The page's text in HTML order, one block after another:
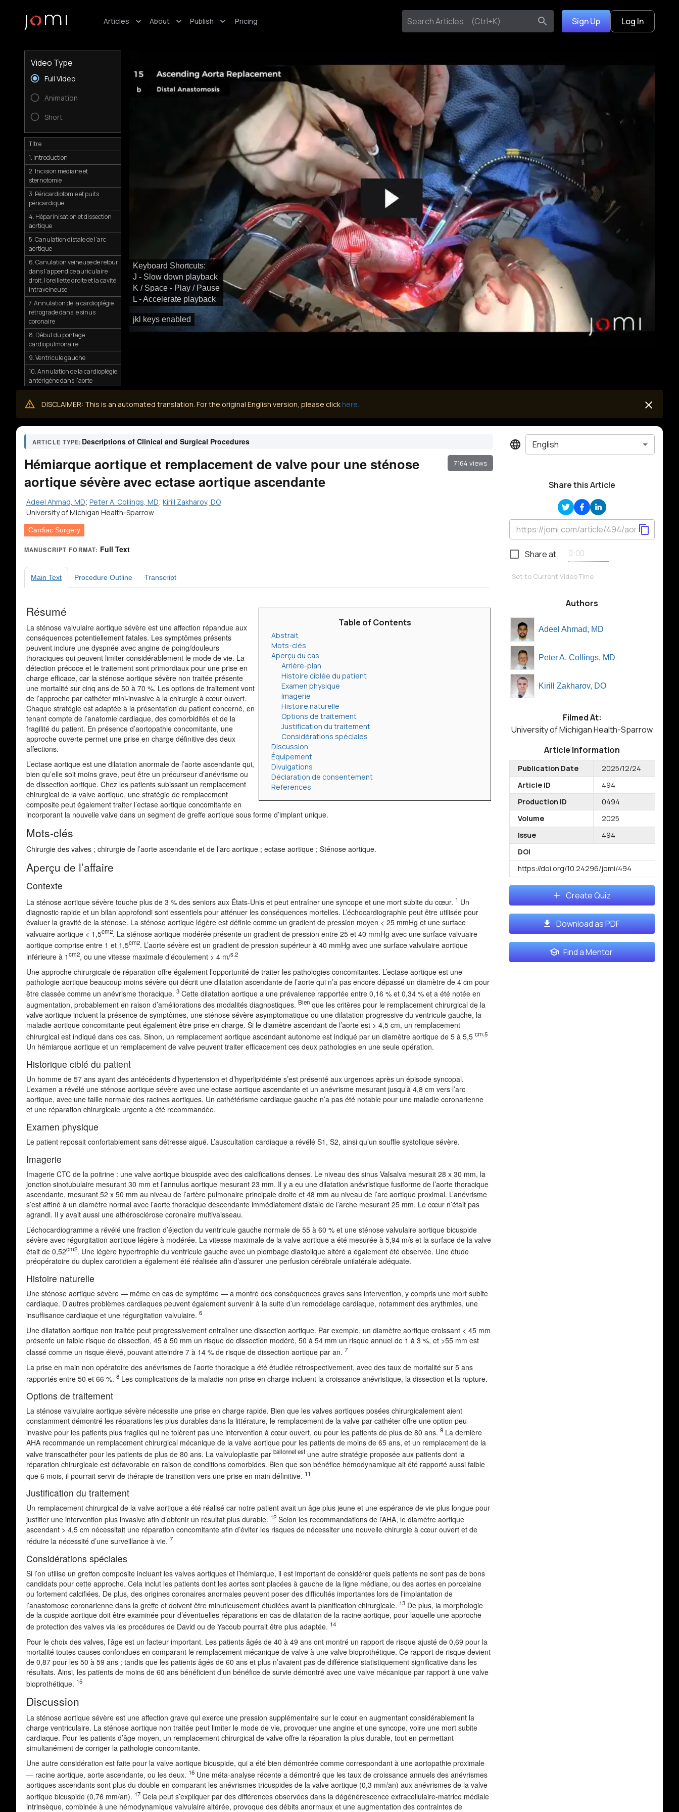
Articles About Publish Pricing Sign Up Log In
jkl keys enabled
Keyboard Shortcuts:
J - Slow down playback
K / Space - Play / Pause
L - Accelerate playback
Video Type
Full Video
Animation
Short
Titre
1. Introduction
2. Incision médiane et
sternotomie
3. Péricardiotomie et puits
péricardique
4. Héparinisation et dissection
aortique
5. Canulation distale de l’arc
aortique
6. Canulation veineuse de retour
dans l’appendice auriculaire
droit, l’oreillette droite et la cavité
intraveineuse
7. Annulation de la cardioplégie
rétrograde dans le sinus
coronaire
8. Début du pontage
cardiopulmonaire
9. Ventricule gauche
10. Annulation de la cardioplégie
antérigène dans l’aorte
ascendante
11. Clampage de l’aorte
12. Refroidissement du
refroidissement topique
13. Résection de l’aorte
ascendante
14. Remplacement de la
valve aortique
15. Remplacement
16. Inverser la CPB, la
réchauffer le cœur
17. Hémostasie, placement des
drains et fermeture
18. Remarques post-opératoires
DISCLAIMER: This is an automated translation. For the original English version, please click here.
ARTICLE TYPE: Descriptions of Clinical and Surgical Procedures
Hémiarque aortique et remplacement de valve pour une sténose
aortique sévère avec ectase aortique ascendante
7164 views
Adeel Ahmad, MD; Peter A. Collings, MD; Kirill Zakharov, DO
University of Michigan Health-Sparrow
Cardiac Surgery
MANUSCRIPT FORMAT: Full Text
Main Text Procedure Outline Transcript
Table of Contents
Abstrait
Mots-clés
Aperçu du cas
Arrière-plan
Histoire ciblée du patient
Examen physique
Imagerie
Histoire naturelle
Options de traitement
Justification du traitement
Considérations spéciales
Discussion
Équipement
Divulgations
Déclaration de consentement
References
Résumé
La sténose valvulaire aortique sévère est une affection répandue aux
conséquences potentiellement fatales. Les symptômes présents
peuvent inclure une dyspnée avec angine de poing/douleurs
thoraciques qui peuvent limiter considérablement le mode de vie. La
détection précoce et le traitement sont primordiaux pour une prise en
charge efficace, car la sténose aortique sévère non traitée présente
une mortalité sur cinq ans de 50 à 70 %. Les options de traitement vont
de l’approche par cathéter mini-invasive à la chirurgie à cœur ouvert.
Chaque stratégie est adaptée à la présentation du patient concerné, en
tenant compte de l’anatomie cardiaque, des comorbidités et de la
fragilité du patient. En présence d’aortopathie concomitante, une
approche ouverte permet une prise en charge définitive des deux
affections.
L’ectase aortique est une dilatation anormale de l’aorte ascendante qui,
bien qu’elle soit moins grave, peut être un précurseur d’anévrisme ou
de dissection aortique. Chez les patients subissant un remplacement
chirurgical de la valve aortique, une stratégie de remplacement
composite peut également traiter l’ectase aortique concomitante en
incorporant la nouvelle valve dans un segment de greffe aortique sous forme d’implant unique.
Mots-clés
Chirurgie des valves ; chirurgie de l’aorte ascendante et de l’arc aortique ; ectase aortique ; Sténose aortique.
Aperçu de l’affaire
Contexte
La sténose aortique sévère touche plus de 3 % des seniors aux États-Unis et peut entraîner une syncope et une mort subite du cœur. 1 Un
diagnostic rapide et un bilan approfondi sont essentiels pour atténuer les conséquences mortelles. L’échocardiographie peut être utilisée pour
évaluer la gravité de la sténose. La sténose aortique légère est définie comme un gradient de pression moyen < 25 mmHg et une surface
valvuaire aortique < 1,5cm2. La sténose aortique modérée présente un gradient de pression entre 25 et 40 mmHg avec une surface valvuaire
aortique comprise entre 1 et 1,5cm2. L’aorte sévère est un gradient de pression supérieur à 40 mmHg avec une surface valvulaire aortique
inférieure à 1cm2, ou une vitesse maximale d’écoulement > 4 m/s.2
Une approche chirurgicale de réparation offre également l’opportunité de traiter les pathologies concomitantes. L’ectase aortique est une
pathologie aortique beaucoup moins sévère qui décrit une dilatation ascendante de l’aorte qui n’a pas encore dépassé un diamètre de 4 cm pour
être classée comme un anévrisme thoracique. 3 Cette dilatation aortique a une prévalence rapportée entre 0,16 % et 0,34 % et a été notée en
augmentation, probablement en raison d’améliorations des modalités diagnostiques. Bien que les critères pour le remplacement chirurgical de la
valve aortique incluent la présence de symptômes, une sténose sévère asymptomatique ou une dilatation progressive du ventricule gauche, la
maladie aortique concomitante peut également être prise en charge. Si le diamètre ascendant de l’aorte est > 4,5 cm, un remplacement
chirurgical est indiqué dans ces cas. Sinon, un remplacement aortique ascendant autonome est indiqué par un diamètre aortique de 5 à 5,5 cm.5
Un hémiarque aortique et un remplacement de valve peuvent traiter efficacement ces deux pathologies en une seule opération.
Historique ciblé du patient
Un homme de 57 ans ayant des antécédents d’hypertension et d’hyperlipidémie s’est présenté aux urgences après un épisode syncopal.
L’examen a révélé une sténose aortique sévère avec une ectase aortique ascendante et un anévrisme mesurant jusqu’à 4,8 cm vers l’arc
aortique, avec une taille normale des racines aortiques. Un cathétérisme cardiaque gauche n’a pas été notable pour une maladie coronarienne
et une réparation chirurgicale urgente a été recommandée.
Examen physique
Le patient reposait confortablement sans détresse aiguë. L’auscultation cardiaque a révélé S1, S2, ainsi qu’un souffle systolique sévère.
Imagerie
Imagerie CTC de la poitrine : une valve aortique bicuspide avec des calcifications denses. Le niveau des sinus Valsalva mesurait 28 x 30 mm, la
jonction sinotubulaire mesurant 30 mm et l’annulus aortique mesurant 23 mm. Il y a eu une dilatation anévristique fusiforme de l’aorte thoracique
ascendante, mesurant 52 x 50 mm au niveau de l’artère pulmonaire principale droite et 48 mm au niveau de l’arc aortique proximal. L’anévrisme
s’est affiné à un diamètre normal avec l’aorte thoracique descendante immédiatement distale de l’arche mesurant 25 mm. Le cœur n’était pas
agrandi. Il y avait aussi une athérosclérose coronaire multivaisseau.
L’échocardiogramme a révélé une fraction d’éjection du ventricule gauche normale de 55 à 60 % et une sténose valvulaire aortique bicuspide
sévère avec régurgitation aortique légère à modérée. La vitesse maximale de la valve aortique a été mesurée à 5,94 m/s et la surface de la valve
était de 0,52cm2. Une légère hypertrophie du ventricule gauche avec un plombage diastolique altéré a également été observée. Une étude
préopératoire du duplex carotidien a également été réalisée afin d’assurer une perfusion cérébrale unilatérale adéquate.
Histoire naturelle
Une sténose aortique sévère — même en cas de symptôme — a montré des conséquences graves sans intervention, y compris une mort subite
cardiaque. D’autres problèmes cardiaques peuvent également survenir à la suite d’un remodelage cardiaque, notamment des arythmies, une
insuffisance cardiaque et une régurgitation valvulaire. 6
Une dilatation aortique non traitée peut progressivement entraîner une dissection aortique. Par exemple, un diamètre aortique croissant < 45 mm
présente un faible risque de dissection, 45 à 50 mm un risque de dissection modéré, 50 à 54 mm un risque annuel de 1 à 3 %, et >55 mm est
classé comme un risque élevé, pouvant atteindre 7 à 14 % de risque de dissection aortique par an. 7
La prise en main non opératoire des anévrismes de l’aorte thoracique a été étudiée rétrospectivement, avec des taux de mortalité sur 5 ans
rapportés entre 50 et 66 %. 8 Les complications de la maladie non prise en charge incluent la croissance anévristique, la dissection et la rupture.
Options de traitement
La sténose valvulaire aortique sévère nécessite une prise en charge rapide. Bien que les valves aortiques posées chirurgicalement aient
constamment démontré les réparations les plus durables dans la littérature, le remplacement de la valve par cathéter offre une option peu
invasive pour les patients plus fragiles qui ne tolèrent pas une intervention à cœur ouvert, ou pour les patients de plus de 80 ans. 9 La dernière
AHA recommande un remplacement chirurgical mécanique de la valve aortique pour les patients de moins de 65 ans, et un remplacement de la
valve transcathéter pour les patients de plus de 80 ans. La valvuloplastie par ballonnet est une autre stratégie proposée aux patients dont la
réparation chirurgicale est défavorable en raison de conditions comorbides. Bien que son bénéfice hémodynamique ait été rapporté aussi faible
que 6 mois, il pourrait servir de thérapie de transition vers une prise en main définitive. 11
Justification du traitement
Un remplacement chirurgical de la valve aortique a été réalisé car notre patient avait un âge plus jeune et une espérance de vie plus longue pour
justifier une intervention plus invasive afin d’obtenir un résultat plus durable. 12 Selon les recommandations de l’AHA, le diamètre aortique
ascendant > 4,5 cm nécessitait une réparation concomitante afin d’éviter les risques de nécessiter une nouvelle chirurgie à cœur ouvert et de
réduire la nécessité d’une surveillance à vie. 7
Considérations spéciales
Si l’on utilise un greffon composite incluant les valves aortiques et l’hémiarque, il est important de considérer quels patients ne sont pas de bons
candidats pour cette approche. Cela inclut les patients dont les aortes sont placées à gauche de la ligne médiane, ou des aortes en porcelaine
ou fortement calcifiées. De plus, des origines coronaires anormales peuvent poser des difficultés importantes lors de l’implantation de
l’anastomose coronarienne dans la greffe et doivent être minutieusement étudiées avant la planification chirurgicale. 13 De plus, la morphologie
de la cuspide aortique doit être examinée pour d’éventuelles réparations en cas de dilatation de la racine aortique, pour laquelle une approche
de protection des valves via les procédures de David ou de Yacoub pourrait être plus adaptée. 14
Pour le choix des valves, l’âge est un facteur important. Les patients âgés de 40 à 49 ans ont montré un rapport de risque ajusté de 0,69 pour la
mortalité toutes causes confondues en comparant le remplacement mécanique de valve à une valve bioprothétique. Ce rapport de risque devient
de 0,87 pour les 50 à 59 ans ; tandis que les patients âgés de 60 ans et plus n’avaient pas de différence statistiquement significative dans les
résultats. Ainsi, les patients de moins de 60 ans bénéficient d’un bénéfice de survie démontré avec une valve mécanique par rapport à une valve
bioprothétique. 15
Discussion
La sténose aortique sévère est une affection grave qui exerce une pression supplémentaire sur le cœur en augmentant considérablement la
charge ventriculaire. La sténose aortique non traitée peut limiter le mode de vie, provoquer une angine et une syncope, voire une mort subite
cardiaque. Pour les patients d’âge moyen, un remplacement chirurgical de valve offre la réparation la plus durable, tout en permettant
simultanément de corriger la pathologie concomitante.
Une autre considération est faite pour la valve aortique bicuspide, qui a été bien démontrée comme correspondant à une aortopathie proximale
— racine aortique, aorte ascendante, ou les deux. 16 Une méta-analyse récente a démontré que les taux de croissance annuels des anévrismes
aortiques ascendants sont plus du double en comparant les anévrismes tricuspides de la valve aortique (0,3 mm/an) aux anévrismes de la valve
aortique bicuspide (0,76 mm/an). 17 Cela peut s’expliquer par des différences observées dans la dégénérescence extracellulaire-matrice médiale
intrinsèque, combinée à une hémodynamique valvulaire altérée, provoque des débits anormaux et une augmentation des contraintes de
English
Share this Article
Share at
Set to Current Video Time
Authors
Adeel Ahmad, MD
Peter A. Collings, MD
Kirill Zakharov, DO
Filmed At:
University of Michigan Health-Sparrow
Article Information
Publication Date
2025/12/24
Article ID
494
Production ID
0494
Volume
2025
Issue
494
DOI
https://doi.org/10.24296/jomi/494
Create Quiz
Download as PDF
Find a Mentor